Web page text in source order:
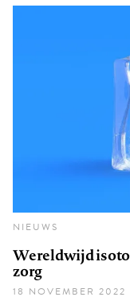
NIEUWS
Wereldwijd
zorg
18 NOVEMBER 2022